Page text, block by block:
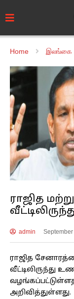
Home இலங்கை
ராஜித
admin
ராஜித
வீட்டிலிருந்து
அறிவித்துள்ளது.